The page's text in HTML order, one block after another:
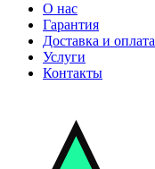
О нас
Гарантия
Доставка и оплата
Услуги
Контакты